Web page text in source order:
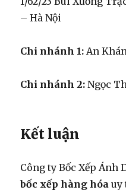
– Hà Nội
Chi nhánh 1: An
Chi nhánh 2: Ngọc
Kết luận
Công ty Bốc Xếp Ánh
bốc xếp hàng hóa uy